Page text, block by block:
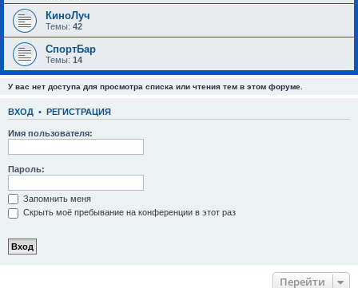
КиноЛуч
Темы: 42
СпортБар
Темы: 14
У вас нет доступа для просмотра списка или чтения тем в этом форуме.
ВХОД • РЕГИСТРАЦИЯ
Имя пользователя:
Пароль:
Запомнить меня
Скрыть моё пребывание на конференции в этот раз
Перейти